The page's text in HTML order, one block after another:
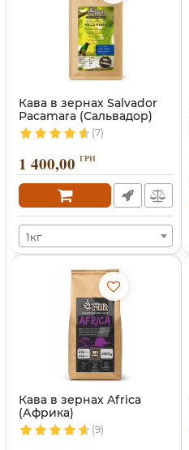
Кава в зернах Salvador
Pacamara (Сальвадор)
(7)
1 400,00 ГРН
1кг
Кава в зернах Africa
(Африка)
(9)